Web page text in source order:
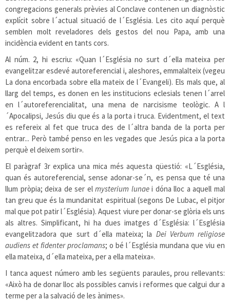
congregacions generals prèvies al Conclave contenen un diagnòstic
explícit sobre l´actual situació de l´Església. Les cito aquí perquè
semblen molt reveladores dels gestos del nou Papa, amb una
incidència evident en tants cors.
Al núm. 2, hi escriu: «Quan l´Església no surt d´ella mateixa per
evangelitzar esdevé autoreferencial i, aleshores, emmalalteix (vegeu
La dona encorbada sobre ella mateix de l´Evangeli). Els mals que, al
llarg del temps, es donen en les institucions eclesials tenen l´arrel
en l´autoreferencialitat, una mena de narcisisme teològic. A l
´Apocalipsi, Jesús diu que és a la porta i truca. Evidentment, el text
es refereix al fet que truca des de l´altra banda de la porta per
entrar... Però també penso en les vegades que Jesús pica a la porta
perquè el deixem sortir».
El paràgraf 3r explica una mica més aquesta qüestió: «L´Església,
quan és autoreferencial, sense adonar-se´n, es pensa que té una
llum pròpia; deixa de ser elmysterium lunaei dóna lloc a aquell mal
tan greu que és la mundanitat espiritual (segons De Lubac, el pitjor
mal que pot patir l´Església). Aquest viure per donar-se glòria els uns
als altres. Simplificant, hi ha dues imatges d´Església: l´Església
evangelitzadora que surt d´ella mateixa; la Dei Verbum religiose
audiens et fidenter proclamans; o bé l´Església mundana que viu en
ella mateixa, d´ella mateixa, per a ella mateixa».
I tanca aquest número amb les següents paraules, prou rellevants:
«Això ha de donar lloc als possibles canvis i reformes que calgui dur a
terme per a la salvació de les ànimes».